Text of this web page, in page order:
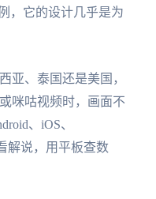
，它的设计几乎是为
亚、泰国还是美国，
咪咕视频时，画面不
、iOS、
解说，用平板查数